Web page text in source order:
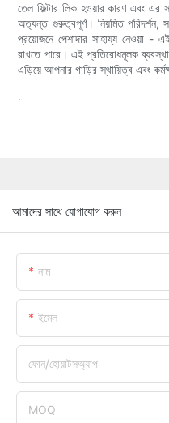
তেল ফিল্টার লিক হওয়ার কারণ এবং এর
অত্যন্ত গুরুত্বপূর্ণ। নিয়মিত পরিদর্শন,
প্রয়োজনে পেশাদার সাহায্য নেওয়া -
রাখতে পারে। এই প্রতিরোধমূলক
এড়িয়ে আপনার গাড়ির স্থায়িত্ব এবং
.
আমাদের সাথে যোগাযোগ করুন
নাম
ইমেল
ফোন/হোয়াটসঅ্যাপ
MOQ